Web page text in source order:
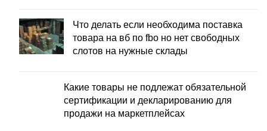
Что делать если необходима поставка
товара на вб по fbo но нет свободных
слотов на нужные склады
Какие товары не подлежат обязательной
сертификации и декларированию для
продажи на маркетплейсах